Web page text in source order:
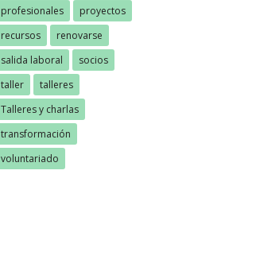
profesionales
proyectos
recursos
renovarse
salida laboral
socios
taller
talleres
Talleres y charlas
transformación
voluntariado